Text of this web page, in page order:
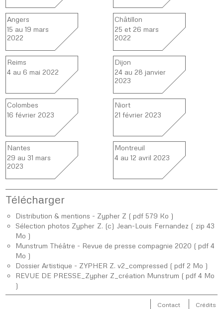
Angers
15 au 19 mars
2022
Châtillon
25 et 26 mars
2022
Reims
4 au 6 mai 2022
Dijon
24 au 28 janvier
2023
Colombes
16 février 2023
Niort
21 février 2023
Nantes
29 au 31 mars
2023
Montreuil
4 au 12 avril 2023
Télécharger
Distribution & mentions - Zypher Z ( pdf 579 Ko )
Sélection photos Zypher Z. (c) Jean-Louis Fernandez ( zip 43
Mo )
Munstrum Théâtre - Revue de presse compagnie 2020 ( pdf 4
Mo )
Dossier Artistique - ZYPHER Z. v2_compressed ( pdf 2 Mo )
REVUE DE PRESSE_Zypher Z_création Munstrum ( pdf 4 Mo
)
Contact Crédits